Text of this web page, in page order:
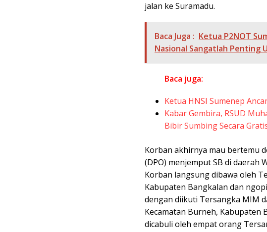
jalan ke Suramadu.
Baca Juga : Ketua P2NOT
Nasional Sangatlah Penting
Baca juga:
Ketua HNSI Sumenep
Kabar Gembira, RSUD
Bibir Sumbing Secara
Korban akhirnya mau bertemu
(DPO) menjemput SB di daerah
Korban langsung dibawa oleh
Kabupaten Bangkalan dan
dengan diikuti Tersangka MIM
Kecamatan Burneh, Kabupaten
dicabuli oleh empat orang